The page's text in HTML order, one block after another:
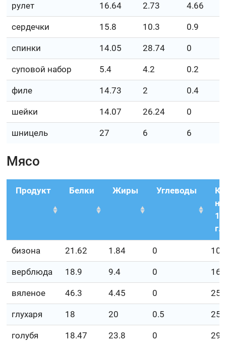
рулет 16.64 2.73 4.66
сердечки 15.8 10.3 0.9
спинки 14.05 28.74 0
суповой набор 5.4 4.2 0.2
филе 14.73 2 0.4
шейки 14.07 26.24 0
шницель 27 6 6
Мясо
Продукт Белки Жиры Углеводы
на
г.
бизона 21.62 1.84 0 109
верблюда 18.9 9.4 0
вяленое 46.3 4.45 0 252
глухаря 18 20 0.5
голубя 18.47 23.8 0 294